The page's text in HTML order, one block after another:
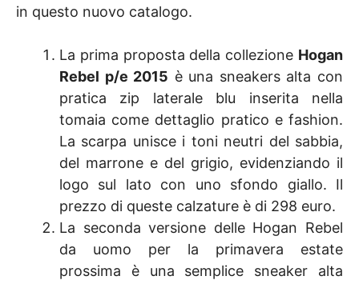
in questo nuovo catalogo.
La prima proposta della collezione Hogan
Rebel p/e 2015 è una sneakers alta con
pratica zip laterale blu inserita nella
tomaia come dettaglio pratico e fashion.
La scarpa unisce i toni neutri del sabbia,
del marrone e del grigio, evidenziando il
logo sul lato con uno sfondo giallo. Il
prezzo di queste calzature è di 298 euro.
La seconda versione delle Hogan Rebel
da uomo per la primavera estate
prossima è una semplice sneaker alta